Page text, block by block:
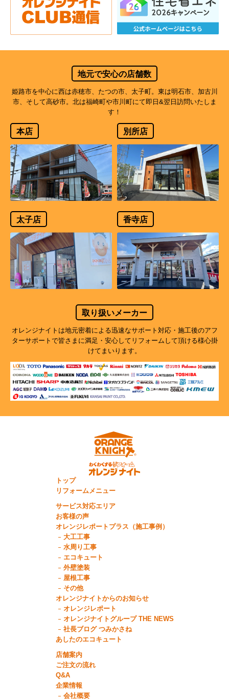
地元で安心の店舗数
姫路市を中心に西は赤穂市、たつの市、太子町。東は明石市、加古川
市、そして高砂市。北は福崎町や市川町にて即日&翌日訪問いたしま
す！
本店 別所店
太子店 香寺店
取り扱いメーカー
オレンジナイトは地元密着による迅速なサポート対応・施工後のアフ
ターサポートで皆さまに満足・安心してリフォームして頂ける様心掛
けてまいります。
トップ
リフォームメニュー
サービス対応エリア
お客様の声
オレンジレポートプラス（施工事例）
大工工事
水周り工事
エコキュート
外壁塗装
屋根工事
その他
オレンジナイトからのお知らせ
オレンジレポート
オレンジナイトグループ THE NEWS
社長ブログ つみかさね
あしたのエコキュート
店舗案内
ご注文の流れ
Q&A
企業情報
会社概要